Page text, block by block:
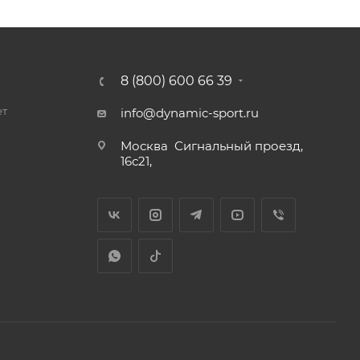
8 (800) 600 66 39
info@dynamic-sport.ru
Москва Сигнальный проезд,
16с21,